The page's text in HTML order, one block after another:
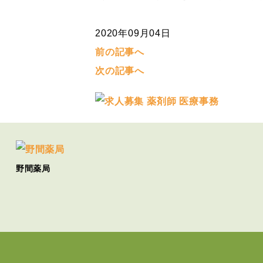
2020年09月04日
前の記事へ
次の記事へ
野間薬局